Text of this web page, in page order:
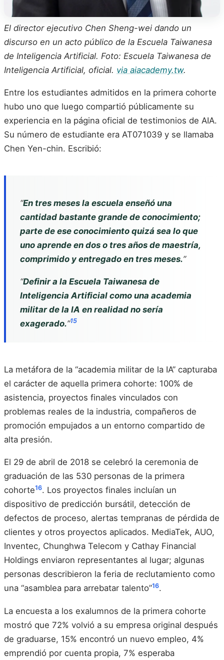
El director ejecutivo Chen Sheng-wei dando un
discurso en un acto público de la Escuela Taiwanesa
de Inteligencia Artificial. Foto: Escuela Taiwanesa de
Inteligencia Artificial, oficial. via aiacademy.tw.
Entre los estudiantes admitidos en la primera cohorte
hubo uno que luego compartió públicamente su
experiencia en la página oficial de testimonios de AIA.
Su número de estudiante era AT071039 y se llamaba
Chen Yen-chin. Escribió:
“En tres meses la escuela enseñó una
cantidad bastante grande de conocimiento;
parte de ese conocimiento quizá sea lo que
uno aprende en dos o tres años de maestría,
comprimido y entregado en tres meses.”
“Definir a la Escuela Taiwanesa de
Inteligencia Artificial como una academia
militar de la IA en realidad no sería
exagerado.”15
La metáfora de la “academia militar de la IA” capturaba
el carácter de aquella primera cohorte: 100% de
asistencia, proyectos finales vinculados con
problemas reales de la industria, compañeros de
promoción empujados a un entorno compartido de
alta presión.
El 29 de abril de 2018 se celebró la ceremonia de
graduación de las 530 personas de la primera
cohorte16. Los proyectos finales incluían un
dispositivo de predicción bursátil, detección de
defectos de proceso, alertas tempranas de pérdida de
clientes y otros proyectos aplicados. MediaTek, AUO,
Inventec, Chunghwa Telecom y Cathay Financial
Holdings enviaron representantes al lugar; algunas
personas describieron la feria de reclutamiento como
una “asamblea para arrebatar talento”16.
La encuesta a los exalumnos de la primera cohorte
mostró que 72% volvió a su empresa original después
de graduarse, 15% encontró un nuevo empleo, 4%
emprendió por cuenta propia, 7% esperaba